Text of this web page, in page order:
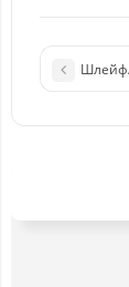
Шлейф/